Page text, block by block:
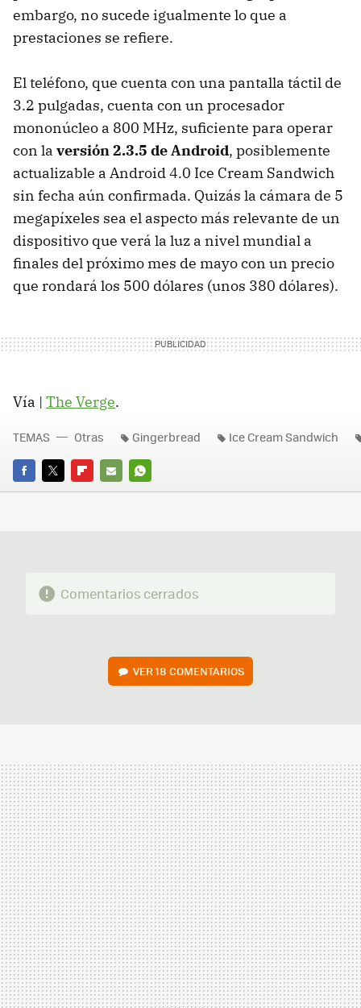
embargo, no sucede igualmente lo que a
prestaciones se refiere.
El teléfono, que cuenta con una pantalla táctil de
3.2 pulgadas, cuenta con un procesador
mononúcleo a 800 MHz, suficiente para operar
con la versión 2.3.5 de Android, posiblemente
actualizable a Android 4.0 Ice Cream Sandwich
sin fecha aún confirmada. Quizás la cámara de 5
megapíxeles sea el aspecto más relevante de un
dispositivo que verá la luz a nivel mundial a
finales del próximo mes de mayo con un precio
que rondará los 500 dólares (unos 380 dólares).
Vía | The Verge.
FACEBOOK
TWITTERFLIPBOARD
E-
WHATSAPP
TEMAS Otras Gingerbread Ice Cream Sandwich
Comentarios cerrados
VER 18 COMENTARIOS